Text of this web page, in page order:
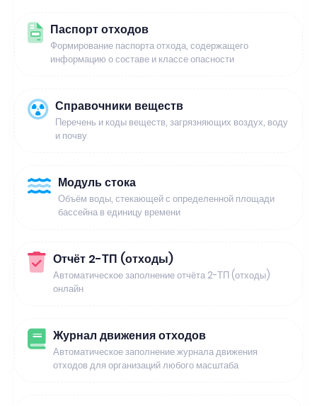
Паспорт отходов
Формирование паспорта отхода, содержащего
информацию о составе и классе опасности
Справочники веществ
Перечень и коды веществ, загрязняющих воздух, воду
и почву
Модуль стока
Объём воды, стекающей с определенной площади
бассейна в единицу времени
Отчёт 2-ТП (отходы)
Автоматическое заполнение отчёта 2-ТП (отходы)
онлайн
Журнал движения отходов
Автоматическое заполнение журнала движения
отходов для организаций любого масштаба